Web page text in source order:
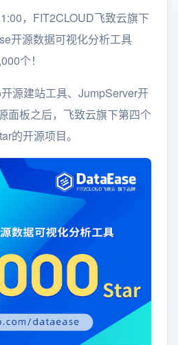
，FIT2CLOUD飞致云旗下
开源数据可视化分析工具
个！
源建站工具、JumpServer开
面板之后，飞致云旗下第四个
的开源项目。